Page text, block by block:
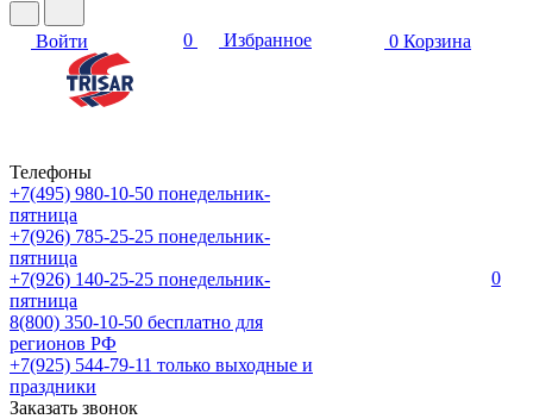
Войти 0 Избранное 0 Корзина
Телефоны
+7(495) 980-10-50 понедельник-
пятница
+7(926) 785-25-25 понедельник-
пятница
+7(926) 140-25-25 понедельник-
пятница
8(800) 350-10-50 бесплатно для
регионов РФ
+7(925) 544-79-11 только выходные и
праздники
Заказать звонок
0